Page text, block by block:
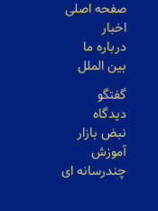
صفحه اصلی
اخبار
درباره ما
بین الملل
گفتگو
دیدگاه
نبض بازار
آموزش
چندرسانه ای